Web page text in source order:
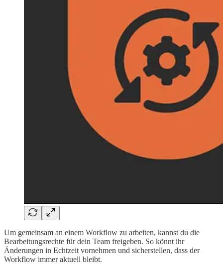
Um gemeinsam an einem Workflow zu arbeiten, kannst du die
Bearbeitungsrechte für dein Team freigeben. So könnt ihr
Änderungen in Echtzeit vornehmen und sicherstellen, dass der
Workflow immer aktuell bleibt.